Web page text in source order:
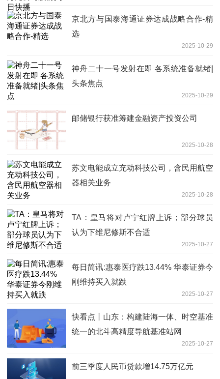
京北方与国泰海通证券达成战略合作-精
选
2025-10-29
神舟二十一号发射在即 各系统准备就绪|
头条焦点
2025-10-29
邮储银行获准筹建金融资产投资公司
2025-10-28
苏文电能成立充动科技公司，含民用航空
器相关业务
2025-10-28
TA：皇马将对卢宁红牌上诉；部分球员
认为下维尼修斯不合适
2025-10-27
每日简讯:惠泰医疗跌13.44% 华泰证券今
刚维持买入就跌
2025-10-27
快看点丨山东：构建陆海一体、时空基准
统一的北斗高精度导航基准站网
2025-10-27
前三季度人民币贷款增14.75万亿元